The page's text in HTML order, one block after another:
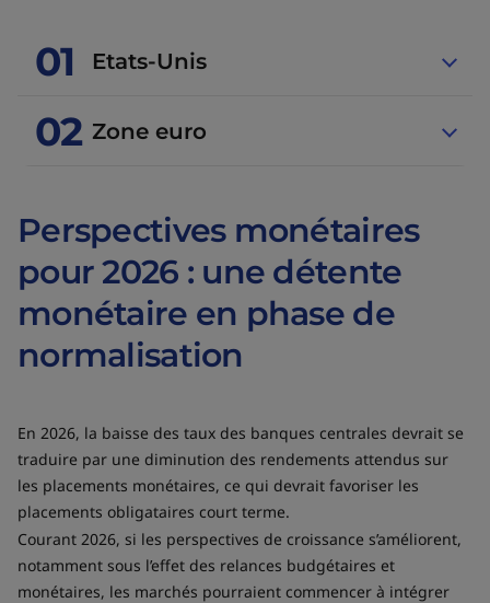
01 Etats-Unis
02 Zone euro
Perspectives monétaires
pour 2026 : une détente
monétaire en phase de
normalisation
En 2026, la baisse des taux des banques centrales devrait se
traduire par une diminution des rendements attendus sur
les placements monétaires, ce qui devrait favoriser les
placements obligataires court terme.
Courant 2026, si les perspectives de croissance s’améliorent,
notamment sous l’effet des relances budgétaires et
monétaires, les marchés pourraient commencer à intégrer